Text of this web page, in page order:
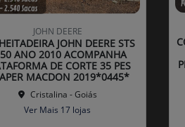
JOHN DEERE
JOHN DEERE STS
ANO 2010 ACOMPANHA
DE CORTE 35 PES
MACDON 2019*0445*
Cristalina - Goiás
Ver Mais 17 lojas